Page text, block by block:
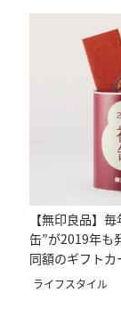
【無印良品】
缶”が2019年も
同額のギフト
る♥
ライフスタイル